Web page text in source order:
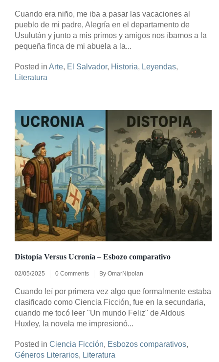
Cuando era niño, me iba a pasar las vacaciones al
pueblo de mi padre, Alegría en el departamento de
Usulután y junto a mis primos y amigos nos íbamos a la
pequeña finca de mi abuela a la...
Posted in Arte, El Salvador, Historia, Leyendas,
Literatura
Distopía Versus Ucronía – Esbozo comparativo
02/05/2025 0 Comments By OmarNipolan
Cuando leí por primera vez algo que formalmente estaba
clasificado como Ciencia Ficción, fue en la secundaria,
cuando me tocó leer "Un mundo Feliz" de Aldous
Huxley, la novela me impresionó...
Posted in Ciencia Ficción, Esbozos comparativos,
Géneros Literarios, Literatura